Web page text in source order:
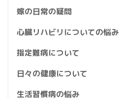
嫁の日常の疑問
心臓リハビリについての悩み
指定難病について
日々の健康について
生活習慣病の悩み